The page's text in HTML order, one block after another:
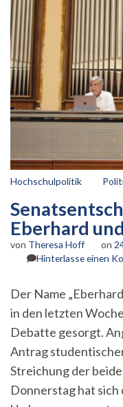
Hochschulpolitik
Eberhard
von Theresa Hoff on
Hinterlasse einen
Der Name
in den letzten
Debatte gesorgt.
Antrag
Streichung der
Donnerstag hat sich